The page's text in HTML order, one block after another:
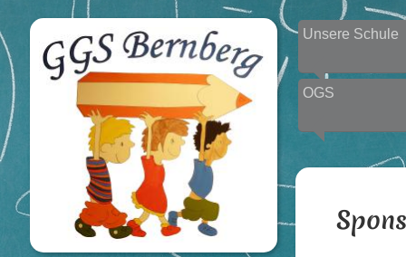
Unsere Schule
OGS